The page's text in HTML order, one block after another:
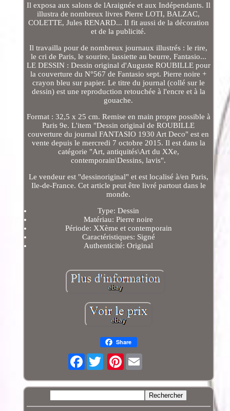
Il exposa aux salons de lAraignée et aux Indépendants. Il
illustra de nombreux livres Pierre LOTI, BALZAC,
COLETTE, Jules RENARD... Il fit aussi de la décoration
et de la publicité.
Il travailla pour de nombreux journaux illustrés : le rire,
le cri de Paris, le sourire, lassiette au beurre, Fantasio...
LE DESSIN : Dessin original d'Auguste ROUBILLE pour
la couverture du N°567 de Fantasio sept. Pierre noire +
crayon bleu sur papier. Le titre du journal (collé sur le
dessin) est une reproduction retouchée à l'encre et à la
gouache.
Format : 32,5 x 25 cm. Remise en main propre possible à
Paris 9e. L'item "Dessin original de ROUBILLE
couverture du journal FANTASIO 1930 Art Deco" est en
vente depuis le mercredi 7 octobre 2015. Il est dans la
catégorie "Art, antiquités\Art du XXe,
contemporain\Dessins, lavis".
Le vendeur est "dessinoriginal" et est localisé à/en Paris,
Ile-de-France. Cet article peut être livré partout dans le
monde.
Type: Dessin
Matériau: Pierre noire
Période: XXème et contemporain
Caractéristiques: Signé
Authenticité: Original
Share
Facebook Pinterest